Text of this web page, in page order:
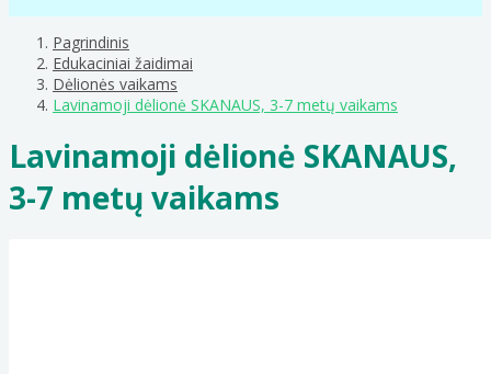
Pagrindinis
Edukaciniai žaidimai
Dėlionės vaikams
Lavinamoji dėlionė SKANAUS, 3-7 metų vaikams
Lavinamoji dėlionė SKANAUS,
3-7 metų vaikams